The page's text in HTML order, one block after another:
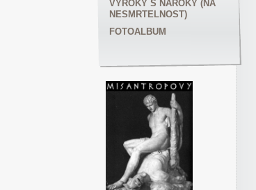
VÝROKY S NÁROKY (NA
NESMRTELNOST)
FOTOALBUM